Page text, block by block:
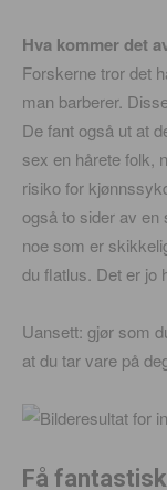
Hva kommer det
Forskerne tror det
man barberer.
De fant også ut at
sex en hårete folk,
risiko for
også to sider av
noe som er
du flatlus. Det er jo
Uansett: gjør som
at du tar vare på
Få